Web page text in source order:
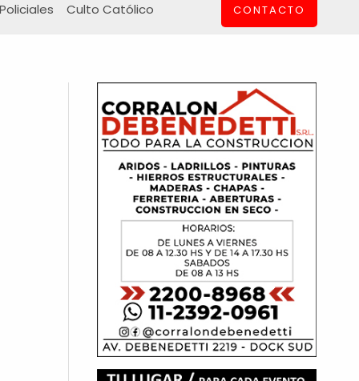
Policiales Culto Católico CONTACTO